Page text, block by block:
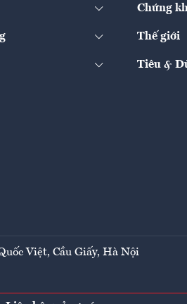
Chứng
Thế giới
Tiêu &
Việt, Cầu Giấy, Hà Nội